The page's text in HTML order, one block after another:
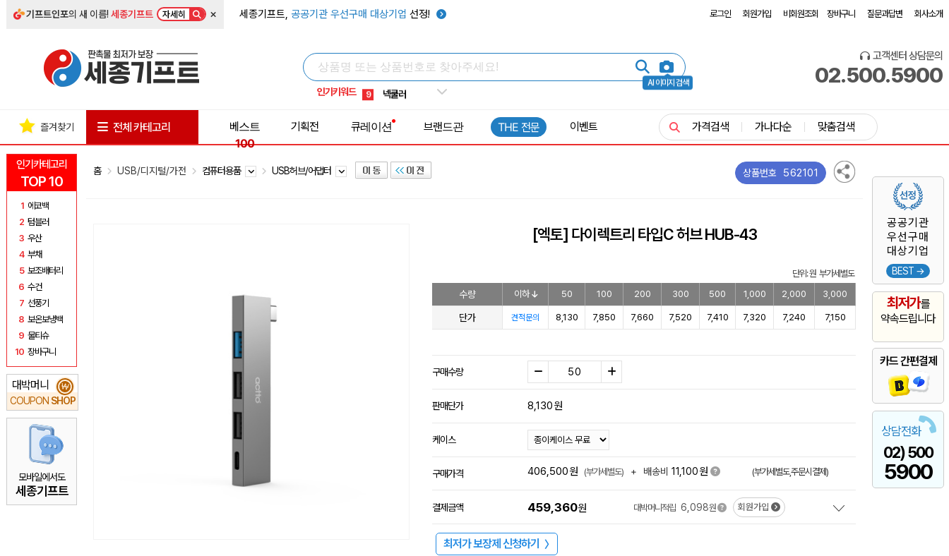
기프트인포의 새 이름!세종기프트 자세히 × 세종기프트, 공공기관 우선구매 대상기업 선정! 로그인 회원가입 비회원조회 장바구니 질문과답변 회사소개
AI 이미지 검색
인기키워드
5 키캡
8 쿨토시
9 넥쿨러
1 선풍기
고객센터 상담문의
02.500.5900
인기카테고리
TOP 10
1 에코백
2 텀블러
3 우산
4 부채
5 보조배터리
6 수건
7 선풍기
8 보온보냉백
9 물티슈
10 장바구니
대박머니
COUPON SHOP
₩
모바일에서도
세종기프트
공공기관
우선구매
대상기업
BEST →
최저가를
약속드립니다
카드 간편결제
상담전화
02) 500
5900
즐겨찾기 전체 카테고리
베스트
100
기획전 큐레이션 브랜드관 THE 전문 이벤트 가격검색 가나다순 맞춤검색
홈 USB/디지털/가전 컴퓨터용품 USB허브/어댑터 상품번호 562101
[엑토] 다이렉트리 타입C 허브 HUB-43
단위: 원 부가세별도
수량 이하 50 100 200 300 500 1,000 2,000 3,000
단가 견적문의 8,130 7,850 7,660 7,520 7,410 7,320 7,240 7,150
구매수량
판매단가 8,130원
케이스
구매가격 406,500원 (부가세별도) + 배송비 11,100원 (부가세별도,주문시결제)
결제금액 459,360원 대박머니적립 6,098원 회원가입
최저가 보장제 신청하기 〉